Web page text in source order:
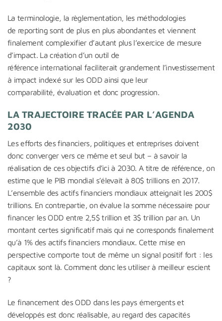
La terminologie, la règlementation, les méthodologies
de reporting sont de plus en plus abondantes et viennent
finalement complexifier d’autant plus l’exercice de mesure
d’impact. La création d’un outil de
référence international faciliterait grandement l’investissement
à impact indexé sur les ODD ainsi que leur
comparabilité, évaluation et donc progression.
LA TRAJECTOIRE TRACÉE PAR L’AGENDA
2030
Les efforts des financiers, politiques et entreprises doivent
donc converger vers ce même et seul but – à savoir la
réalisation de ces objectifs d’ici à 2030. A titre de référence, on
estime que le PIB mondial s’élevait à 80$ trillions en 2017.
L’ensemble des actifs financiers mondiaux atteignait les 200$
trillions. En contrepartie, on évalue la somme nécessaire pour
financer les ODD entre 2,5$ trillion et 3$ trillion par an. Un
montant certes significatif mais qui ne corresponds finalement
qu’à 1% des actifs financiers mondiaux. Cette mise en
perspective comporte tout de même un signal positif fort : les
capitaux sont là. Comment donc les utiliser à meilleur escient
?
Le financement des ODD dans les pays émergents et
développés est donc réalisable, au regard des capacités